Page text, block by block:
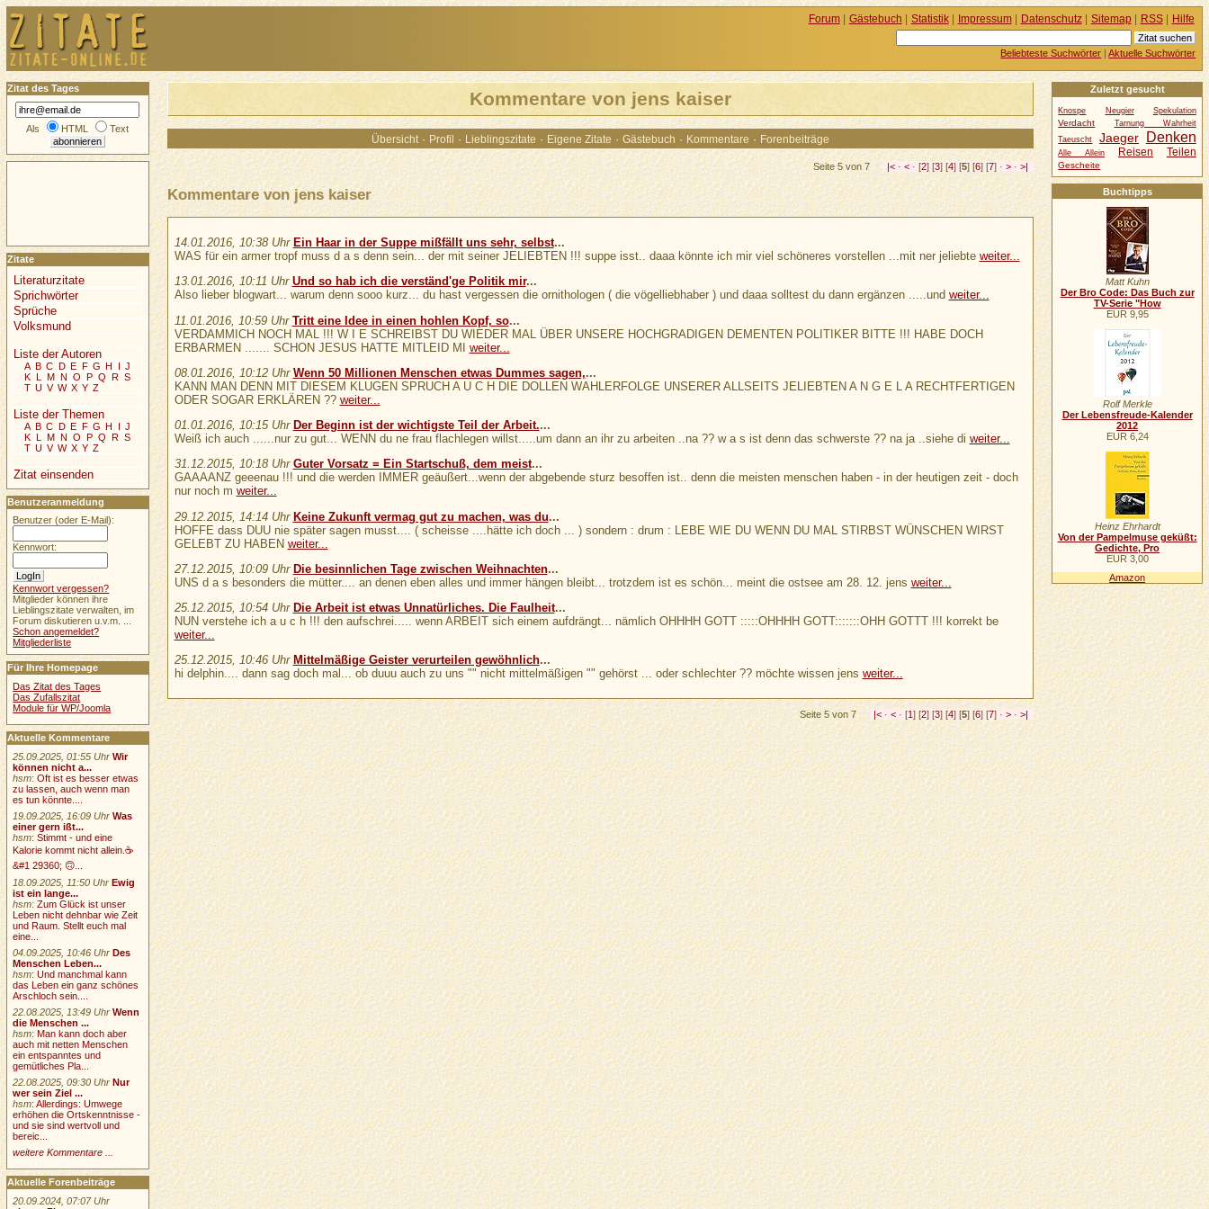
Kommentare von jens kaiser
Übersicht · Profil · Lieblingszitate · Eigene Zitate · Gästebuch · Kommentare · Forenbeiträge
Seite 5 von 7 |< ·< · [2] [3] [4] [5] [6] [7] ·> ·>|
Kommentare von jens kaiser
14.01.2016, 10:38 Uhr Ein Haar in der Suppe mißfällt uns sehr, selbst...
WAS für ein armer tropf muss d a s denn sein... der mit seiner JELIEBTEN !!! suppe isst.. daaa könnte ich mir viel schöneres vorstellen ...mit ner jeliebte weiter...
13.01.2016, 10:11 Uhr Und so hab ich die verständ'ge Politik mir...
Also lieber blogwart... warum denn sooo kurz... du hast vergessen die ornithologen ( die vögelliebhaber ) und daaa solltest du dann ergänzen .....und weiter...
11.01.2016, 10:59 Uhr Tritt eine Idee in einen hohlen Kopf, so...
VERDAMMICH NOCH MAL !!! W I E SCHREIBST DU WIEDER MAL ÜBER UNSERE HOCHGRADIGEN DEMENTEN POLITIKER BITTE !!! HABE DOCH
ERBARMEN ....... SCHON JESUS HATTE MITLEID MI weiter...
08.01.2016, 10:12 Uhr Wenn 50 Millionen Menschen etwas Dummes sagen,...
KANN MAN DENN MIT DIESEM KLUGEN SPRUCH A U C H DIE DOLLEN WAHLERFOLGE UNSERER ALLSEITS JELIEBTEN A N G E L A RECHTFERTIGEN
ODER SOGAR ERKLÄREN ?? weiter...
01.01.2016, 10:15 Uhr Der Beginn ist der wichtigste Teil der Arbeit....
Weiß ich auch ......nur zu gut... WENN du ne frau flachlegen willst.....um dann an ihr zu arbeiten ..na ?? w a s ist denn das schwerste ?? na ja ..siehe di weiter...
31.12.2015, 10:18 Uhr Guter Vorsatz = Ein Startschuß, dem meist...
GAAAANZ geeenau !!! und die werden IMMER geäußert...wenn der abgebende sturz besoffen ist.. denn die meisten menschen haben - in der heutigen zeit - doch
nur noch m weiter...
29.12.2015, 14:14 Uhr Keine Zukunft vermag gut zu machen, was du...
HOFFE dass DUU nie später sagen musst.... ( scheisse ....hätte ich doch ... ) sondern : drum : LEBE WIE DU WENN DU MAL STIRBST WÜNSCHEN WIRST
GELEBT ZU HABEN weiter...
27.12.2015, 10:09 Uhr Die besinnlichen Tage zwischen Weihnachten...
UNS d a s besonders die mütter.... an denen eben alles und immer hängen bleibt... trotzdem ist es schön... meint die ostsee am 28. 12. jens weiter...
25.12.2015, 10:54 Uhr Die Arbeit ist etwas Unnatürliches. Die Faulheit...
NUN verstehe ich a u c h !!! den aufschrei..... wenn ARBEIT sich einem aufdrängt... nämlich OHHHH GOTT :::::OHHHH GOTT:::::::OHH GOTTT !!! korrekt be
weiter...
25.12.2015, 10:46 Uhr Mittelmäßige Geister verurteilen gewöhnlich...
hi delphin.... dann sag doch mal... ob duuu auch zu uns "" nicht mittelmäßigen "" gehörst ... oder schlechter ?? möchte wissen jens weiter...
Seite 5 von 7 |< ·< · [1] [2] [3] [4] [5] [6] [7] ·> ·>|
Zuletzt gesucht
Knospe Neugier Spekulation
Verdacht
Tarnung Wahrheit
Taeuscht
Jaeger Denken
Alle Allein Reisen Teilen
Gescheite
Buchtipps
Matt Kuhn
Der Bro Code: Das Buch zur
TV-Serie "How
EUR 9,95
Rolf Merkle
Der Lebensfreude-Kalender
2012
EUR 6,24
Heinz Ehrhardt
Von der Pampelmuse geküßt:
Gedichte, Pro
EUR 3,00
Amazon
Zitat des Tages
Als HTML Text
Zitate
Literaturzitate
Sprichwörter
Sprüche
Volksmund
Liste der Autoren
A B C D E F G H I J
K L M N O P Q R S
T U V W X Y Z
Liste der Themen
A B C D E F G H I J
K L M N O P Q R S
T U V W X Y Z
Zitat einsenden
Benutzeranmeldung
Benutzer (oder E-Mail):
Kennwort:
Kennwort vergessen?
Mitglieder können ihre
Lieblingszitate verwalten, im
Forum diskutieren u.v.m. ...
Schon angemeldet?
Mitgliederliste
Für Ihre Homepage
Das Zitat des Tages
Das Zufallszitat
Module für WP/Joomla
Aktuelle Kommentare
25.09.2025, 01:55 Uhr Wir
können nicht a...
hsm:Oft ist es besser etwas
zu lassen, auch wenn man
es tun könnte....
19.09.2025, 16:09 Uhr Was
einer gern ißt...
hsm:Stimmt - und eine
Kalorie kommt nicht allein.☕
&#1 29360; 🙃...
18.09.2025, 11:50 Uhr Ewig
ist ein lange...
hsm:Zum Glück ist unser
Leben nicht dehnbar wie Zeit
und Raum. Stellt euch mal
eine...
04.09.2025, 10:46 Uhr Des
Menschen Leben...
hsm:Und manchmal kann
das Leben ein ganz schönes
Arschloch sein....
22.08.2025, 13:49 Uhr Wenn
die Menschen ...
hsm:Man kann doch aber
auch mit netten Menschen
ein entspanntes und
gemütliches Pla...
22.08.2025, 09:30 Uhr Nur
wer sein Ziel ...
hsm:Allerdings: Umwege
erhöhen die Ortskenntnisse -
und sie sind wertvoll und
bereic...
weitere Kommentare ...
Aktuelle Forenbeiträge
20.09.2024, 07:07 Uhr
Forum| Gästebuch | Statistik| Impressum| Datenschutz| Sitemap| RSS| Hilfe
Beliebteste Suchwörter |Aktuelle Suchwörter